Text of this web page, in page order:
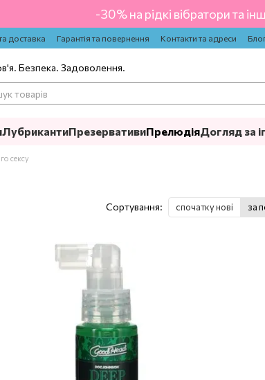
-30% на рідкі вібратори та
доставка Гарантія та повернення Контакти та адреси
Безпека. Задоволення.
ЛубрикантиПрезервативиПрелюдіяДогляд за
сексу
Сортування: спочатку нові за